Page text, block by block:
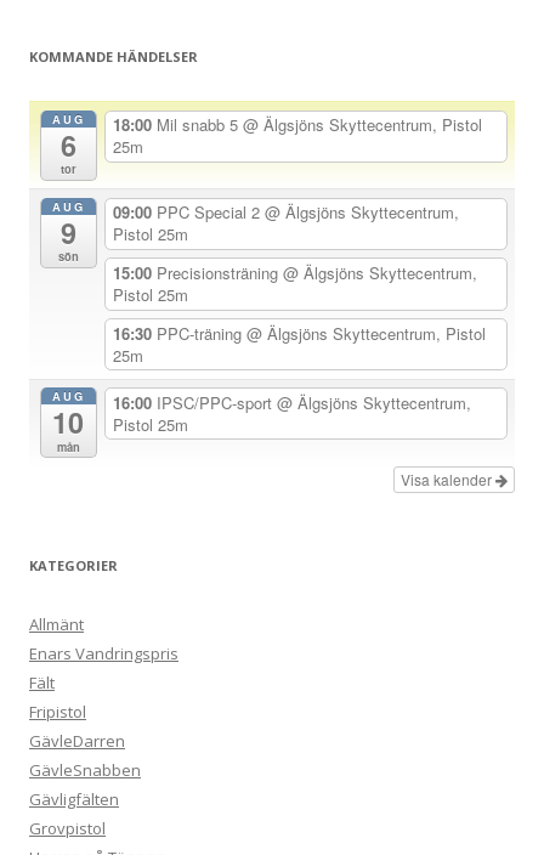
a
g
g
KOMMANDE HÄNDELSER
AUG
6
tor
18:00 Mil snabb 5 @ Älgsjöns Skyttecentrum, Pistol
25m
AUG
9
sön
09:00 PPC Special 2 @ Älgsjöns Skyttecentrum,
Pistol 25m
15:00 Precisionsträning @ Älgsjöns Skyttecentrum,
Pistol 25m
16:30 PPC-träning @ Älgsjöns Skyttecentrum, Pistol
25m
AUG
10
mån
16:00 IPSC/PPC-sport @ Älgsjöns Skyttecentrum,
Pistol 25m
Visa kalender
KATEGORIER
Allmänt
Enars Vandringspris
Fält
Fripistol
GävleDarren
GävleSnabben
Gävligfälten
Grovpistol